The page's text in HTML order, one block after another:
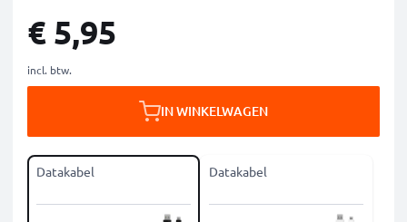
€ 5,95
incl. btw.
IN WINKELWAGEN
Datakabel Datakabel